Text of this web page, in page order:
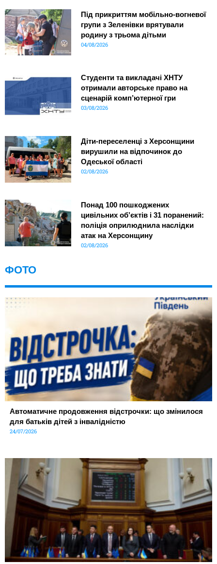
Під прикриттям мобільно-вогневої
групи з Зеленівки врятували
родину з трьома дітьми
04/08/2026
Студенти та викладачі ХНТУ
отримали авторське право на
сценарій комп’ютерної гри
03/08/2026
Діти-переселенці з Херсонщини
вирушили на відпочинок до
Одеської області
02/08/2026
Понад 100 пошкоджених
цивільних об’єктів і 31 поранений:
поліція оприлюднила наслідки
атак на Херсонщину
02/08/2026
ФОТО
Автоматичне продовження відстрочки: що змінилося
для батьків дітей з інвалідністю
24/07/2026